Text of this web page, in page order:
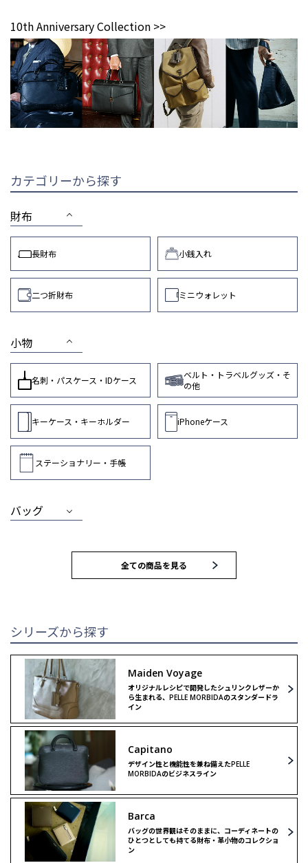
10th Anniversary Collection >>
カテゴリーから探す
財布
長財布 小銭入れ
二つ折財布 ミニウォレット
小物
名刺・パスケース・IDケース
ベルト・トラベルグッズ・そ
の他
キーケース・キーホルダー iPhoneケース
ステーショナリー・手帳
バッグ
ウォレット
クラッチ＆
セカンドバッグ
バックパック
ボストンバッグ
ショルダーバッグ
ウォレット
クラッチ＆
セカンドバッグ
全ての商品を見る
シリーズから探す
Maiden Voyage
オリジナルレシピで開発したシュリンクレザーか
ら生まれる、PELLE MORBIDAのスタンダードラ
イン
Capitano
デザイン性と機能性を兼ね備えたPELLE
MORBIDAのビジネスライン
Barca
バッグの世界観はそのままに、コーディネートの
ひとつとしても持てる財布・革小物のコレクショ
ン